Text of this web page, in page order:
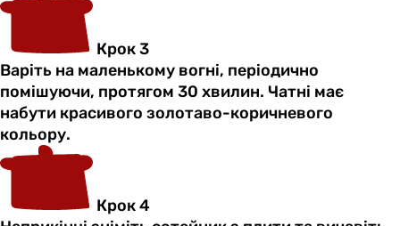
Крок 3
Варіть на маленькому вогні, періодично
помішуючи, протягом 30 хвилин. Чатні має
набути красивого золотаво-коричневого
кольору.
Крок 4